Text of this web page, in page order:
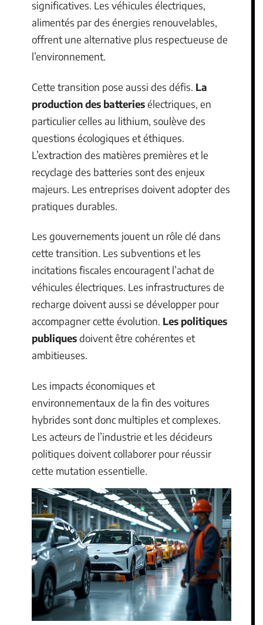
significatives. Les véhicules électriques,
alimentés par des énergies renouvelables,
offrent une alternative plus respectueuse de
l’environnement.
Cette transition pose aussi des défis. La
production des batteriesélectriques, en
particulier celles au lithium, soulève des
questions écologiques et éthiques.
L’extraction des matières premières et le
recyclage des batteries sont des enjeux
majeurs. Les entreprises doivent adopter des
pratiques durables.
Les gouvernements jouent un rôle clé dans
cette transition. Les subventions et les
incitations fiscales encouragent l’achat de
véhicules électriques. Les infrastructures de
recharge doivent aussi se développer pour
accompagner cette évolution. Les politiques
publiquesdoivent être cohérentes et
ambitieuses.
Les impacts économiques et
environnementaux de la fin des voitures
hybrides sont donc multiples et complexes.
Les acteurs de l’industrie et les décideurs
politiques doivent collaborer pour réussir
cette mutation essentielle.